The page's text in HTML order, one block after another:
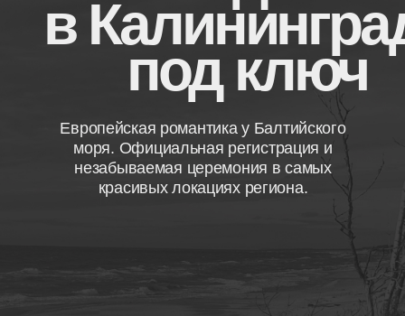
получить расчет